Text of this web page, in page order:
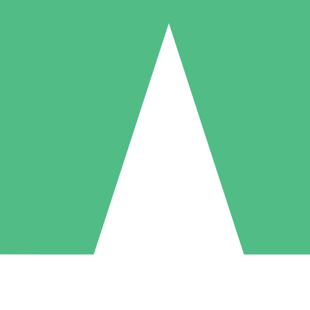
Individuele Creditpakketten
per gebruik met downloadtegoeden. Geen maandelijkse verplichting
5 Downloaden
US$